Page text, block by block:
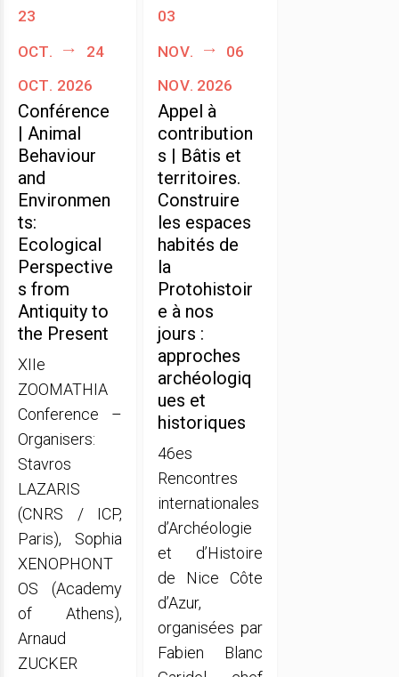
23
oct.
24
oct. 2026
Conférence
| Animal
Behaviour
and
Environmen
ts:
Ecological
Perspective
s from
Antiquity to
the Present
XIIe
ZOOMATHIA
Conference –
Organisers:
Stavros
LAZARIS
(CNRS / ICP,
Paris), Sophia
XENOPHONT
OS (Academy
of Athens),
Arnaud
ZUCKER
03
nov.
06
nov. 2026
Appel à
contribution
s | Bâtis et
territoires.
Construire
les espaces
habités de
la
Protohistoir
e à nos
jours :
approches
archéologiq
ues et
historiques
46es
Rencontres
internationales
d’Archéologie
et d’Histoire
de Nice Côte
d’Azur,
organisées par
Fabien Blanc